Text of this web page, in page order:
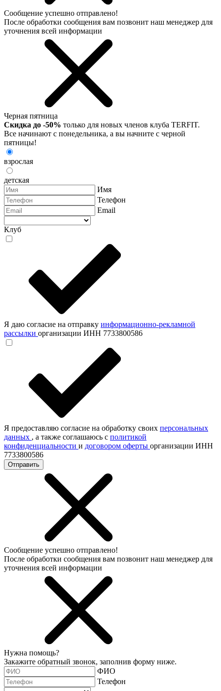
Сообщение успешно отправлено!
После обработки сообщения вам позвонит наш менеджер для
уточнения всей информации
Черная пятница
Скидка до -50% только для новых членов клуба TERFIT.
Все начинают с понедельника, а вы начните с черной
пятницы!
взрослая
детская
Имя
Телефон
Email
Клуб
Я даю согласие на отправку информационно-рекламной
рассылки организации ИНН 7733800586
Я предоставляю согласие на обработку своих персональных
данных , а также соглашаюсь с политикой
конфиденциальности и договором оферты организации ИНН
7733800586
Отправить
Сообщение успешно отправлено!
После обработки сообщения вам позвонит наш менеджер для
уточнения всей информации
Нужна помощь?
Закажите обратный звонок, заполнив форму ниже.
ФИО
Телефон